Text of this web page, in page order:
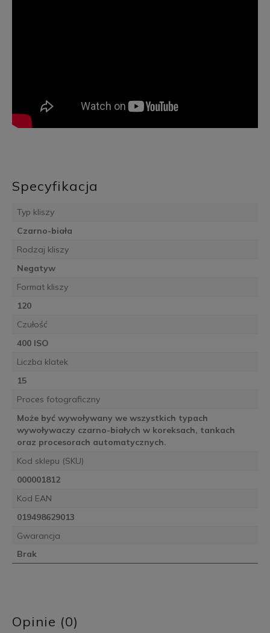
Specyfikacja
Typ kliszy
Czarno-biała
Rodzaj kliszy
Negatyw
Format kliszy
120
Czułość
400 ISO
Liczba klatek
15
Proces fotograficzny
Może być wywoływany we wszystkich typach
wywoływaczy czarno-białych w koreksach, tankach
oraz procesorach automatycznych.
Kod sklepu (SKU)
000001812
Kod EAN
019498629013
Gwarancja
Brak
Opinie (0)